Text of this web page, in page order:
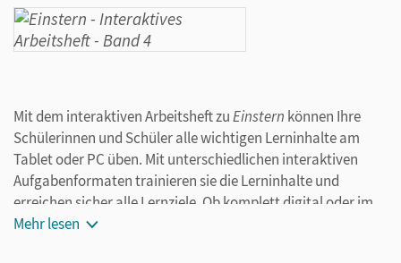
Mit dem interaktiven Arbeitsheft zuEinstern können Ihre
Schülerinnen und Schüler alle wichtigen Lerninhalte am
Tablet oder PC üben. Mit unterschiedlichen interaktiven
Aufgabenformaten trainieren sie die Lerninhalte und
erreichen sicher alle Lernziele. Ob komplett digital oder im
Wechsel mit dem gedruckten Arbeitsheft – die Kinder lernen
Mehr lesen